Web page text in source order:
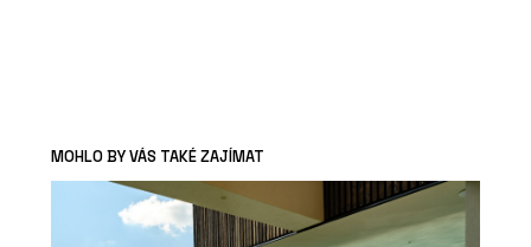
MOHLO BY VÁS TAKÉ ZAJÍMAT